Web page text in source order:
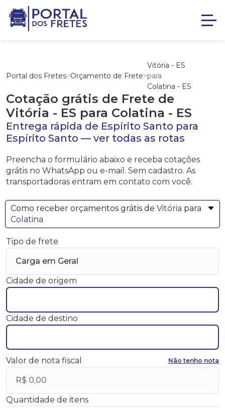
Portal dos Fretes>Orçamento de Frete>
Vitória - ES
para
Colatina - ES
Cotação grátis de Frete de
Vitória - ES para Colatina - ES
Entrega rápida de Espírito Santo para
Espírito Santo — ver todas as rotas
Preencha o formulário abaixo e receba cotações
grátis no WhatsApp ou e-mail. Sem cadastro. As
transportadoras entram em contato com você.
Como receber orçamentos grátis de Vitória para
Colatina
Tipo de frete
Cidade de origem
Cidade de destino
Valor de nota fiscal Não tenho nota
Quantidade de itens